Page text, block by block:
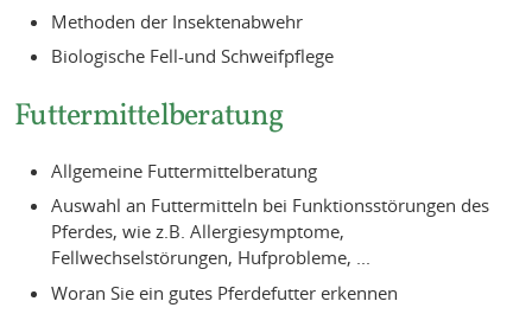
Methoden der Insektenabwehr
Biologische Fell-und Schweifpflege
Futtermittelberatung
Allgemeine Futtermittelberatung
Auswahl an Futtermitteln bei Funktionsstörungen des
Pferdes, wie z.B. Allergiesymptome,
Fellwechselstörungen, Hufprobleme, ...
Woran Sie ein gutes Pferdefutter erkennen